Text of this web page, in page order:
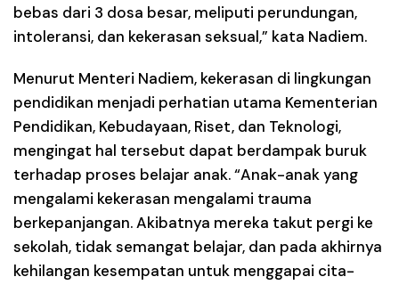
bebas dari 3 dosa besar, meliputi perundungan,
intoleransi, dan kekerasan seksual,” kata Nadiem.
Menurut Menteri Nadiem, kekerasan di lingkungan
pendidikan menjadi perhatian utama Kementerian
Pendidikan, Kebudayaan, Riset, dan Teknologi,
mengingat hal tersebut dapat berdampak buruk
terhadap proses belajar anak. “Anak-anak yang
mengalami kekerasan mengalami trauma
berkepanjangan. Akibatnya mereka takut pergi ke
sekolah, tidak semangat belajar, dan pada akhirnya
kehilangan kesempatan untuk menggapai cita-